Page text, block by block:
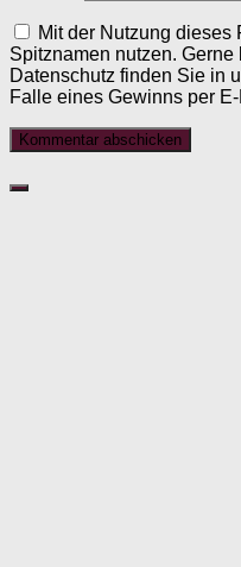
Mit der Nutzung
Spitznamen nutzen.
Datenschutz finden Sie in
Falle eines Gewinns per